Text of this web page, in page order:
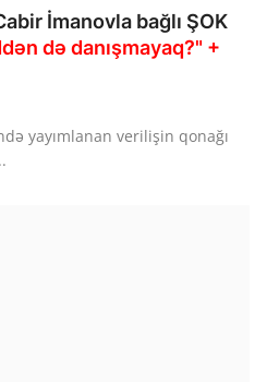
İmanovla bağlı ŞOK
də danışmayaq?" +
yayımlanan verilişin qonağı